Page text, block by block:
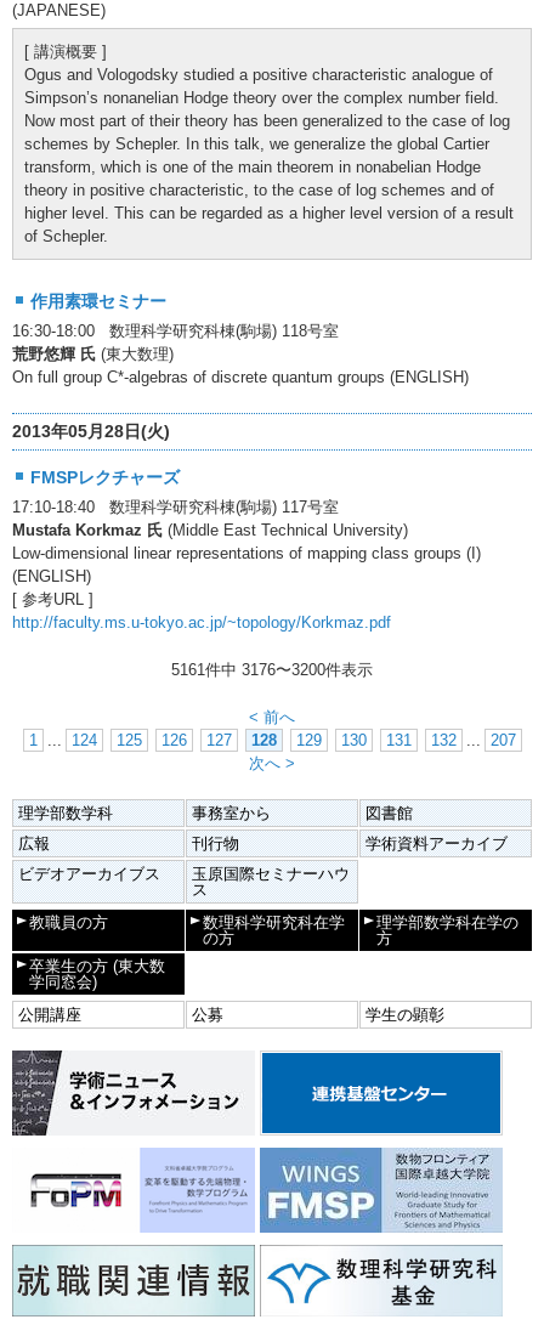
(JAPANESE)
[ 講演概要 ]
Ogus and Vologodsky studied a positive characteristic analogue of
Simpson’s nonanelian Hodge theory over the complex number field.
Now most part of their theory has been generalized to the case of log
schemes by Schepler. In this talk, we generalize the global Cartier
transform, which is one of the main theorem in nonabelian Hodge
theory in positive characteristic, to the case of log schemes and of
higher level. This can be regarded as a higher level version of a result
of Schepler.
作用素環セミナー
16:30-18:00 数理科学研究科棟(駒場) 118号室
荒野悠輝 氏 (東大数理)
On full group C*-algebras of discrete quantum groups (ENGLISH)
2013年05月28日(火)
FMSPレクチャーズ
17:10-18:40 数理科学研究科棟(駒場) 117号室
Mustafa Korkmaz 氏 (Middle East Technical University)
Low-dimensional linear representations of mapping class groups (I)
(ENGLISH)
[ 参考URL ]
http://faculty.ms.u-tokyo.ac.jp/~topology/Korkmaz.pdf
5161件中 3176〜3200件表示
< 前へ
1
... 124 125 126 127 128 129 130 131 132 ... 207
次へ >
理学部数学科 事務室から
図書館
広報
刊行物
学術資料アーカイブ
ビデオアーカイブス
玉原国際セミナーハウ
ス
教職員の方
数理科学研究科在学
の方
理学部数学科在学の
方
卒業生の方 (東大数
学同窓会)
公開講座
公募 学生の顕彰